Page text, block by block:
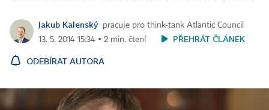
Jakub Kalenský
pracuje pro think-tank Atlantic Council
13. 5. 2014 15:34 ▪ 2 min. čtení
PŘEHRÁT ČLÁNEK
ODEBÍRAT AUTORA